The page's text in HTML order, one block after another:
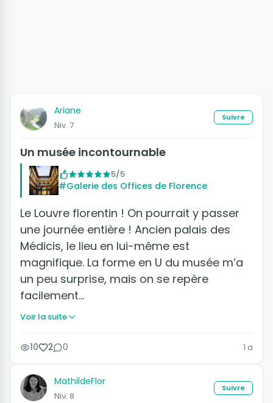
Ariane
Niv. 7
Suivre
Un musée incontournable
5/5
#Galerie des Offices de Florence
Le Louvre florentin ! On pourrait y passer
une journée entière ! Ancien palais des
Médicis, le lieu en lui-même est
magnifique. La forme en U du musée m’a
un peu surprise, mais on se repère
facilement…
Voir la suite
10 2 0 1 a
MathildeFlor
Niv. 8
Suivre